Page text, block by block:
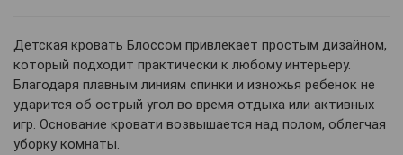
Детская кровать Блоссом привлекает простым дизайном,
который подходит практически к любому интерьеру.
Благодаря плавным линиям спинки и изножья ребенок не
ударится об острый угол во время отдыха или активных
игр. Основание кровати возвышается над полом, облегчая
уборку комнаты.